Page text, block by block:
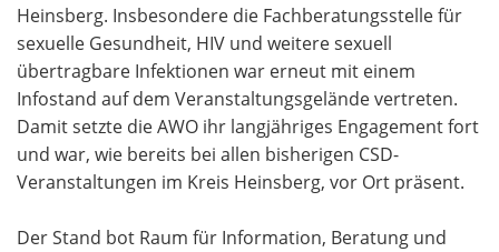
Heinsberg. Insbesondere die Fachberatungsstelle für
sexuelle Gesundheit, HIV und weitere sexuell
übertragbare Infektionen war erneut mit einem
Infostand auf dem Veranstaltungsgelände vertreten.
Damit setzte die AWO ihr langjähriges Engagement fort
und war, wie bereits bei allen bisherigen CSD-
Veranstaltungen im Kreis Heinsberg, vor Ort präsent.
Der Stand bot Raum für Information, Beratung und